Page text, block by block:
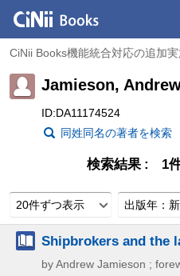
CiNii Books機能統合対応の追加
Jamieson,
ID:DA11174524
同姓同名の著者を検索
検索結果 1
20件ずつ表示 出版年：
Shipbrokers and the
by Andrew Jamieson ;